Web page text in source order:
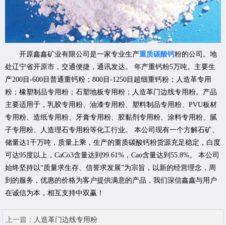
开原鑫鑫矿业有限公司是一家专业生产重质碳酸钙粉的公司。地
处辽宁省开原市，交通便捷，通讯发达。 年产重钙粉5万吨。主要生
产200目-600目普通重钙粉；800目-1250目超细重钙粉；人造革专用
粉；橡塑制品专用粉；石塑地板专用粉；人造革门边线专用粉。产品
主要适用于，乳胶专用粉、油漆专用粉、塑料制品专用粉、PVU板材
专用粉、造纸专用粉、牙膏专用粉、胶黏剂专用粉、涂料专用粉、腻
子专用粉、人造理石专用粉等化工行业。 本公司现有一个方解石矿、
储量达1千万吨，质量上乘，生产的重质碳酸钙粉货源充足稳定，白度
可达95度以上，CaCo3含量达到99.61%，Cao含量达到55.8%。 本公司
始终坚持以“质量求生存、信誉求发展”为宗旨，以新的经营理念，周
到的服务，优惠的价格为客户提供满意的产品，我们深信鑫鑫与用户
在诚信为本，相互支持中双赢！
上一篇： 人造革门边线专用粉